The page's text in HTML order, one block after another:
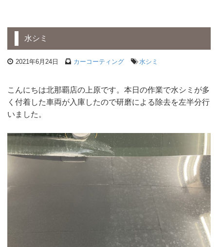
水シミ
2021年6月24日 カーコーティング 水シミ
こんにちは北那覇店の上原です。本日の作業で水シミが多
く付着した車両が入庫したので研磨による除去を左半分行
いました。